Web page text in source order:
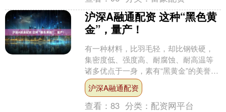
沪深A融通配资 这种“黑色黄
金”，量产！
有一种材料，比羽毛轻，却比钢铁硬，
集密度低、强度高、耐腐蚀、耐高温等
诸多优点于一身，素有“黑黄金”的美誉，
这种材料就是碳纤维。 记者2日从中国石
化获悉，我国自主....
沪深A融通配资
查看：83 分类： 配资网平台